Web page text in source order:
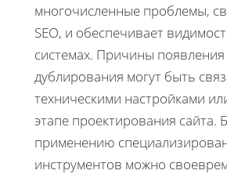
многочисленные проблемы,
SEO, и обеспечивает
системах. Причины появления
дублирования могут быть
техническими настройками
этапе проектирования сайта.
применению
инструментов можно